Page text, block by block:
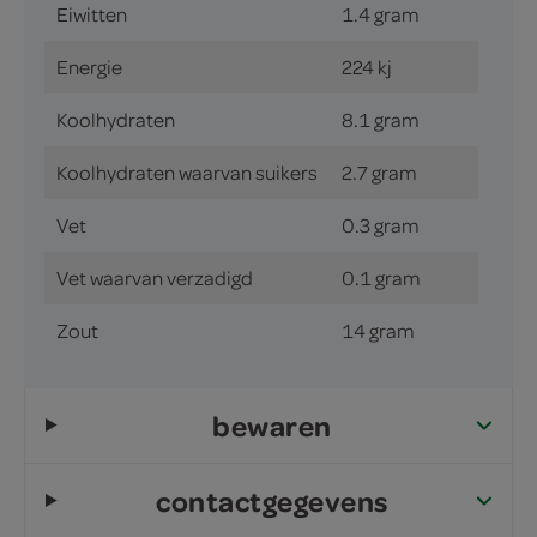
Eiwitten 1.4 gram
Energie 224 kj
Koolhydraten 8.1 gram
Koolhydraten waarvan suikers 2.7 gram
Vet 0.3 gram
Vet waarvan verzadigd 0.1 gram
Zout 14 gram
bewaren
contactgegevens